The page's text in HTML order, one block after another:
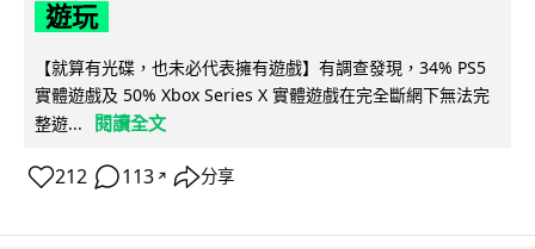
遊玩
【就算有光碟，也未必代表擁有遊戲】有調查發現，34% PS5
實體遊戲及 50% Xbox Series X 實體遊戲在完全斷網下無法完
整遊...
閱讀全文
212 113 ↗ 分享